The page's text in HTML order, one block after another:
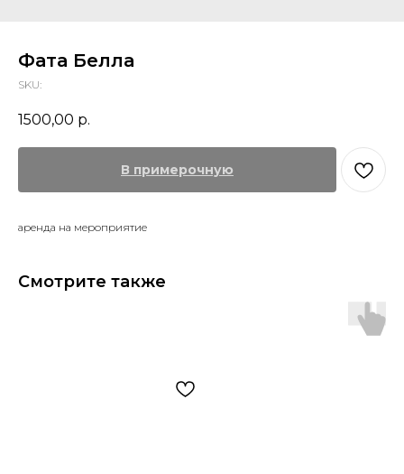
Фата Белла
SKU:
1500,00 р.
В примерочную
аренда на мероприятие
Смотрите также